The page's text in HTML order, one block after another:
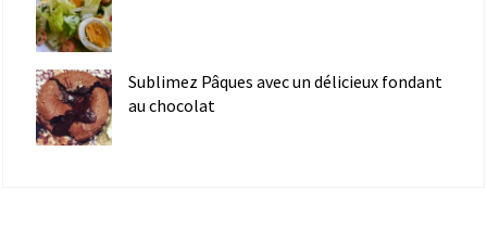
Sublimez Pâques avec un délicieux fondant
au chocolat